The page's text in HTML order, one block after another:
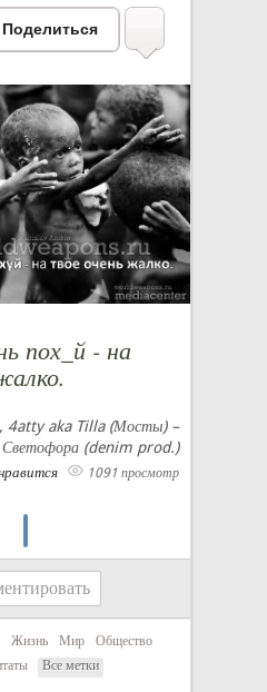
Поделиться
пох_й - на
4atty aka Tilla (Мосты) –
Светофора (denim prod.)
1091 просмотр
Жизнь Мир
Общество
Все метки